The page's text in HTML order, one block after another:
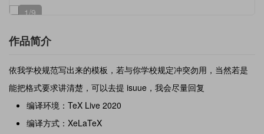
1/9
作品简介
依我学校规范写出来的模板，若与你学校规定冲突勿用，当然若是
能把格式要求讲清楚，可以去提 isuue，我会尽量回复
编译环境：TeX Live 2020
编译方式：XeLaTeX